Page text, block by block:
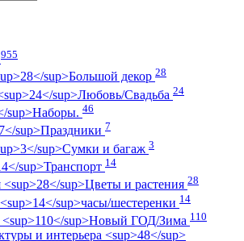
955
Большой декор 28
Любовь/Cвадьба 24
Наборы. 46
Праздники 7
Сумки и багаж 3
Транспорт 14
Цветы и растения 28
часы/шестеренки 14
Новый ГОД/Зима 110